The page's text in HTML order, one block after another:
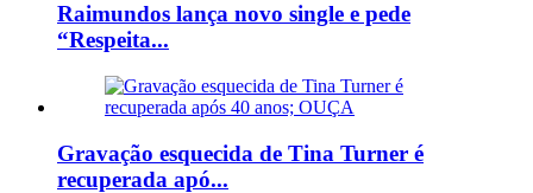
Raimundos lança novo single e pede
“Respeita...
Gravação esquecida de Tina Turner é
recuperada apó...